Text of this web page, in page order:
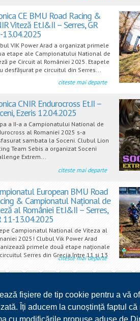
fișiere de tip cookie pentru a vă
Îți aducem la cunoștință faptul
CE BMU Road Racing &
Viteză Et.I&II – Serres, GR
13.04.2025
VIK Power Arad a organizat primele
etape ale Campionatului National de
pe Circuit al României 2025. Etapele
desfășurat pe circuitul din Serres...
citeste mai departe
CNIR Endurocross Et.II –
Ezeris 12.04.2025
a II-a a Campionatului National de
al Romaniei 2025 s-a
sambata la Soceni. Clubul Lion
Team Sebis a organizat Soceni
Extrem...
citeste mai departe
European BMU Road
& Campionatul Național de
al României Et.I&II – Serres,
11-13.04.2025
Campionatul National de Viteza al
2025! Clubul Vik Power Arad
primele două etape naționale
Serres din Grecia între 11 și 13
citeste mai departe
30 31 32 33 34 35 36
55 58